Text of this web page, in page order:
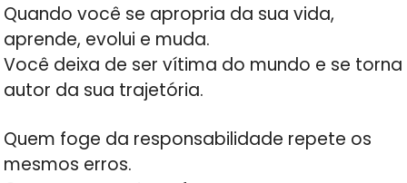
Quando você se apropria da sua vida,
aprende, evolui e muda.
Você deixa de ser vítima do mundo e se torna
autor da sua trajetória.
Quem foge da responsabilidade repete os
mesmos erros.